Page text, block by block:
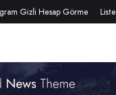
Gizli Hesap Görme Liste